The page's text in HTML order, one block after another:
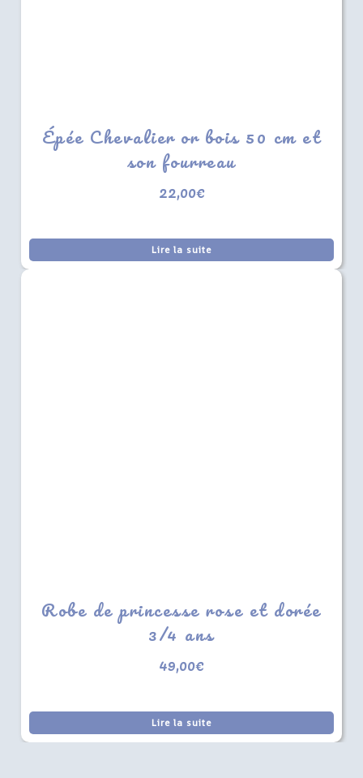
Épée Chevalier or bois 50 cm et
son fourreau
22,00€
Lire la suite
Robe de princesse rose et dorée
3/4 ans
49,00€
Lire la suite